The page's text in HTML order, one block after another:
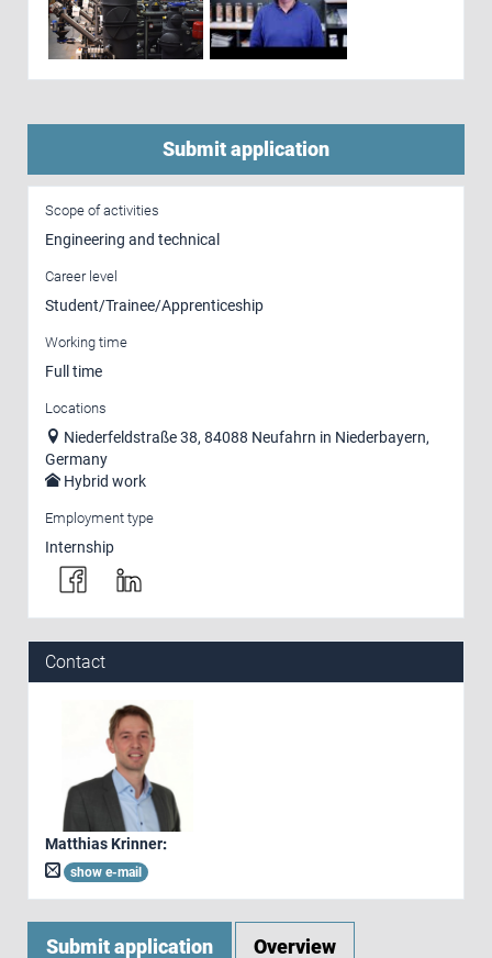
Submit application
Scope of activities
Engineering and technical
Career level
Student/Trainee/Apprenticeship
Working time
Full time
Locations
Niederfeldstraße 38, 84088 Neufahrn in Niederbayern,
Germany
Hybrid work
Employment type
Internship
Contact
Matthias Krinner:
show e-mail
Submit application Overview